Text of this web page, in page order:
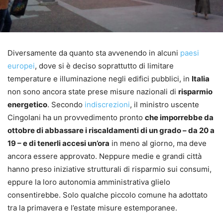
Diversamente da quanto sta avvenendo in alcuni paesi
europei, dove si è deciso soprattutto di limitare
temperature e illuminazione negli edifici pubblici, in Italia
non sono ancora state prese misure nazionali di risparmio
energetico. Secondo indiscrezioni, il ministro uscente
Cingolani ha un provvedimento pronto che imporrebbe da
ottobre di abbassare i riscaldamenti di un grado – da 20 a
19 – e di tenerli accesi un’ora in meno al giorno, ma deve
ancora essere approvato. Neppure medie e grandi città
hanno preso iniziative strutturali di risparmio sui consumi,
eppure la loro autonomia amministrativa glielo
consentirebbe. Solo qualche piccolo comune ha adottato
tra la primavera e l’estate misure estemporanee.